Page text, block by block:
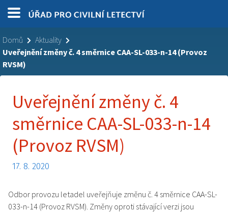
Domů
Aktuality
Uveřejnění změny č. 4 směrnice CAA-SL-033-n-14 (Provoz
RVSM)
Uveřejnění změny č. 4
směrnice CAA-SL-033-n-14
(Provoz RVSM)
17. 8. 2020
Odbor provozu letadel uveřejňuje změnu č. 4 směrnice CAA-SL-
033-n-14 (Provoz RVSM). Změny oproti stávající verzi jsou